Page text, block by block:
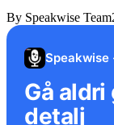
By Speakwise Team
Speakwise
Gå
detalj